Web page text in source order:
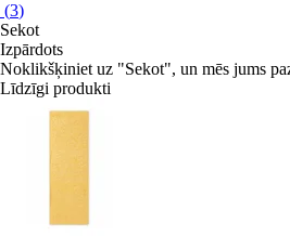
(3)
Sekot
Izpārdots
Noklikšķiniet uz "Sekot", un mēs jums
Līdzīgi produkti